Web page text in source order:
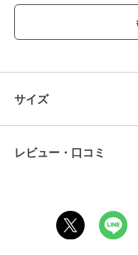
マートフォンや、鍵などす
・ショルダー部分はバック
・ウエスト部分には落下防止
・UVカット率98.1％で通気
・使っていないときは、ウ
ての検査をクリアし、日本の
・【おんぶ】首がすわった
サイズ
レビュー・口コミ